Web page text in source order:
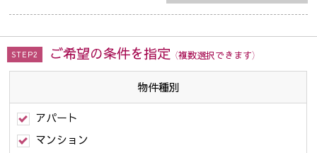
STEP2 ご希望の条件を指定 （複数選択できます）
物件種別
アパート
マンション